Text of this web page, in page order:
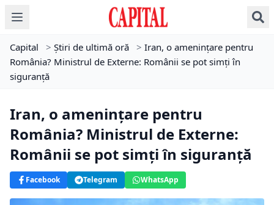
Capital > Știri de ultimă oră > Iran, o amenințare pentru
România? Ministrul de Externe: Românii se pot simţi în
siguranţă
Iran, o amenințare pentru
România? Ministrul de Externe:
Românii se pot simţi în siguranţă
Facebook Telegram WhatsApp